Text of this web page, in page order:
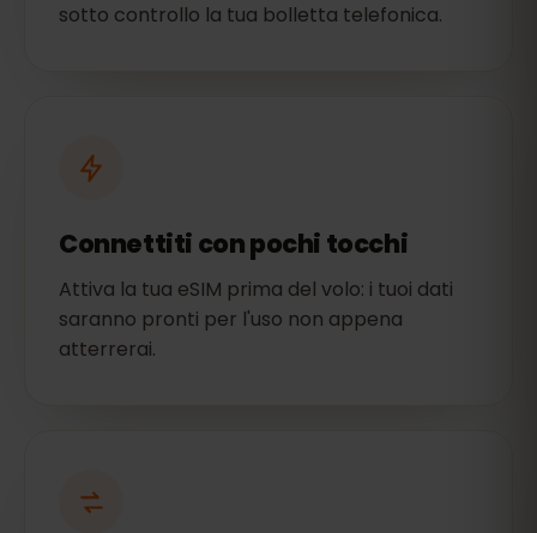
sotto controllo la tua bolletta telefonica.
Connettiti con pochi tocchi
Attiva la tua eSIM prima del volo: i tuoi dati
saranno pronti per l'uso non appena
atterrerai.